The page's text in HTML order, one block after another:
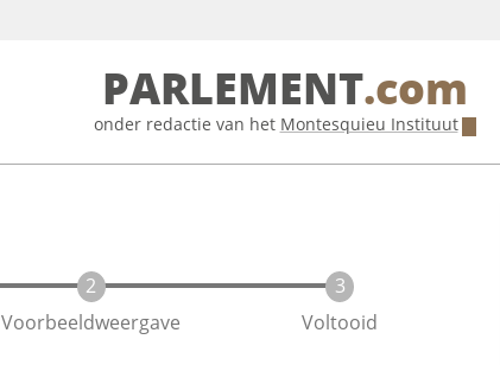
PARLEMENT.com
onder redactie van het Montesquieu Instituut
Voorbeeldweergave Voltooid